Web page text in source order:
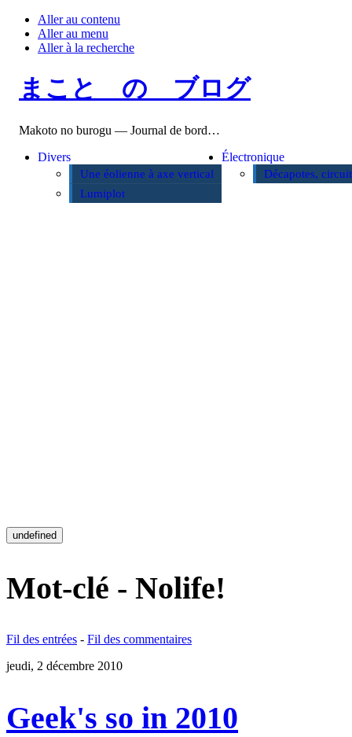
Aller au contenu
Aller au menu
Aller à la recherche
まこと の ブログ
Makoto no burogu — Journal de bord…
Divers
Une éolienne à axe vertical
Lumiplot
Électronique
Décapotes,
undefined
Mot-clé - Nolife!
Fil des entrées - Fil des commentaires
jeudi, 2 décembre 2010
Geek's so in 2010